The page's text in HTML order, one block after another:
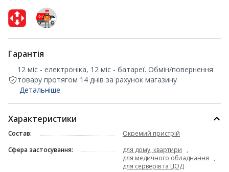
Гарантія
12 міс - електроніка, 12 міс - батареї. Обмін/повернення
товару протягом 14 днів за рахунок магазину
Детальніше
Характеристики
Состав:
Окремий пристрій
Сфера застосування:
для дому, квартири
,
для медичного обладнання
,
для серверів та ЦОД